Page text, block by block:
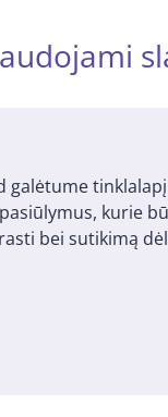
galėtume
kurie
bei sutikimą